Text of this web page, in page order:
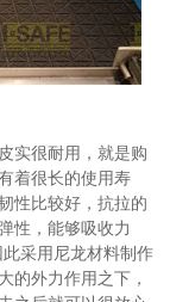
实很耐用，就是购
着很长的使用寿
性比较好，抗拉的
性，能够吸收力
采用尼龙材料制作
的外力作用之下，